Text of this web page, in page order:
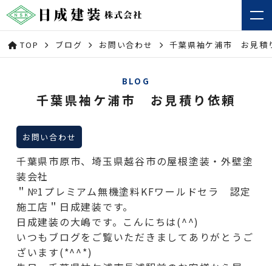
TOP ブログ お問い合わせ 千葉県袖ケ浦市 お見積
BLOG
千葉県袖ケ浦市 お見積り依頼
お問い合わせ
千葉県市原市、埼玉県越谷市の屋根塗装・外壁塗
装会社
＂№1プレミアム無機塗料KFワールドセラ 認定
施工店＂日成建装です。
日成建装の大嶋です。こんにちは(^^)
いつもブログをご覧いただきましてありがとうご
ざいます(*^^*)